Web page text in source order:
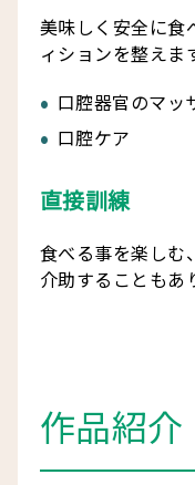
美味しく安全に食
ィションを整えま
口腔器官のマッ
口腔ケア
直接訓練
食べる事を楽しむ
介助することもあ
作品紹介